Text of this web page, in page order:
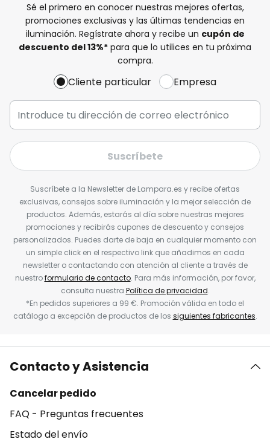
Sé el primero en conocer nuestras mejores ofertas,
promociones exclusivas y las últimas tendencias en
iluminación. Regístrate ahora y recibe un cupón de
descuento del13%* para que lo utilices en tu próxima
compra.
Cliente particular Empresa
Suscríbete
Suscríbete a la Newsletter de Lampara.es y recibe ofertas
exclusivas, consejos sobre iluminación y la mejor selección de
productos. Además, estarás al día sobre nuestras mejores
promociones y recibirás cupones de descuento y consejos
personalizados. Puedes darte de baja en cualquier momento con
un simple click en el respectivo link que añadimos en cada
newsletter o contactando con atención al cliente a través de
nuestroformulario de contacto. Para más información, por favor,
consulta nuestra Política de privacidad.
*En pedidos superiores a 99 €. Promoción válida en todo el
catálogo a excepción de productos de los siguientes fabricantes.
Contacto y Asistencia
Cancelar pedido
FAQ - Preguntas frecuentes
Estado del envío